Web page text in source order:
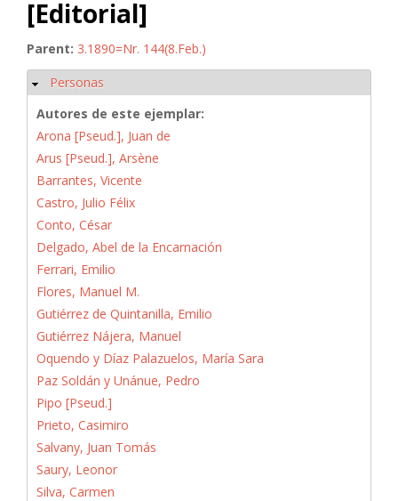
[Editorial]
Parent: 3.1890=Nr. 144(8.Feb.)
Ocultar
Personas
Autores de este ejemplar:
Arona [Pseud.], Juan de
Arus [Pseud.], Arsène
Barrantes, Vicente
Castro, Julio Félix
Conto, César
Delgado, Abel de la Encarnación
Ferrari, Emilio
Flores, Manuel M.
Gutiérrez de Quintanilla, Emilio
Gutiérrez Nájera, Manuel
Oquendo y Díaz Palazuelos, María Sara
Paz Soldán y Unánue, Pedro
Pipo [Pseud.]
Prieto, Casimiro
Salvany, Juan Tomás
Saury, Leonor
Silva, Carmen